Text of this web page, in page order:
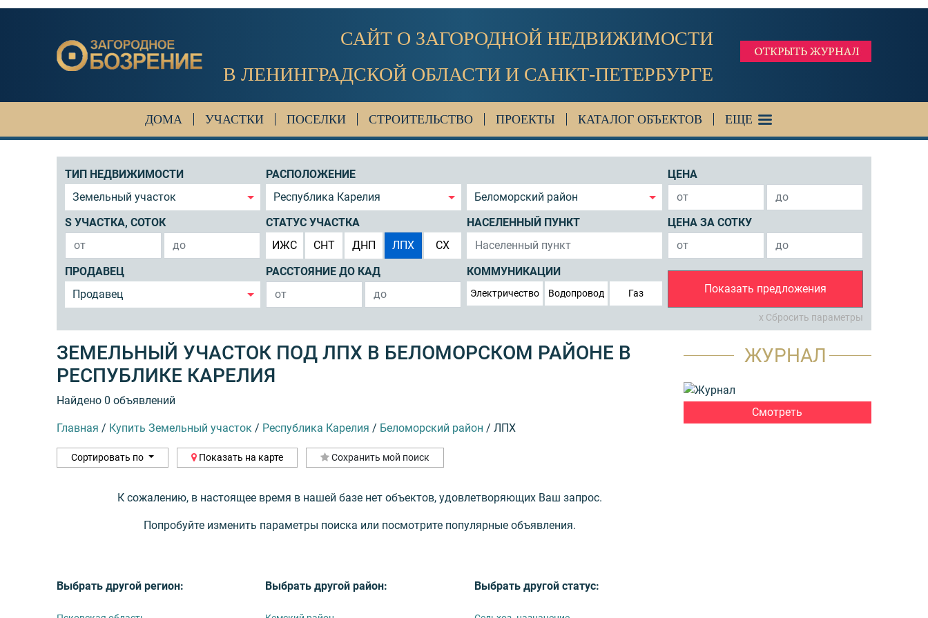
САЙТ О ЗАГОРОДНОЙ НЕДВИЖИМОСТИ
В ЛЕНИНГРАДСКОЙ ОБЛАСТИ И САНКТ-ПЕТЕРБУРГЕ
ДОМА УЧАСТКИ ПОСЕЛКИ СТРОИТЕЛЬСТВО ПРОЕКТЫ КАТАЛОГ ОБЪЕКТОВ ЕЩЕ
ТИП НЕДВИЖИМОСТИ
Земельный участок
РАСПОЛОЖЕНИЕ
Республика Карелия
Беломорский район
ЦЕНА
S УЧАСТКА, СОТОК
СТАТУС УЧАСТКА
ИЖС
СНТ ДНП ЛПХ СХ
НАСЕЛЕННЫЙ ПУНКТ ЦЕНА ЗА СОТКУ
ПРОДАВЕЦ
Продавец
РАССТОЯНИЕ ДО КАД КОММУНИКАЦИИ
Электричество Водопровод Газ Показать предложения
x Сбросить параметры
ЗЕМЕЛЬНЫЙ УЧАСТОК ПОД ЛПХ В БЕЛОМОРСКОМ РАЙОНЕ В
РЕСПУБЛИКЕ КАРЕЛИЯ
Найдено 0 объявлений
Главная / Купить Земельный участок / Республика Карелия / Беломорский район / ЛПХ
Сортировать по Показать на карте Сохранить мой поиск
К сожалению, в настоящее время в нашей базе нет объектов, удовлетворяющих Ваш запрос.
Попробуйте изменить параметры поиска или посмотрите популярные объявления.
Выбрать другой регион: Выбрать другой район: Выбрать другой статус:
ЖУРНАЛ
Смотреть